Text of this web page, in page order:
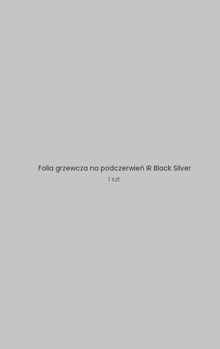
Folia grzewcza na podczerwień IR Black Silver
1 szt.